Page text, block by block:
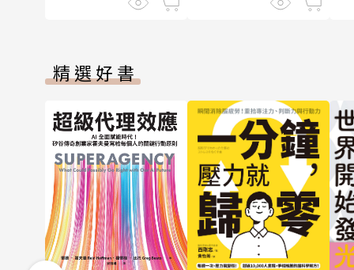
精選好書